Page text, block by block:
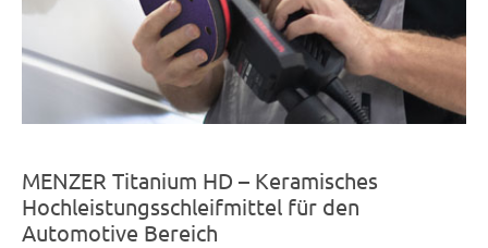
MENZER Titanium HD – Keramisches
Hochleistungsschleifmittel für den
Automotive Bereich